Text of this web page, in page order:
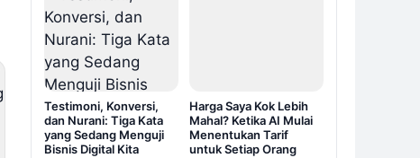
Testimoni, Konversi,
dan Nurani: Tiga Kata
yang Sedang Menguji
Bisnis Digital Kita
Harga Saya Kok Lebih
Mahal? Ketika AI Mulai
Menentukan Tarif
untuk Setiap Orang